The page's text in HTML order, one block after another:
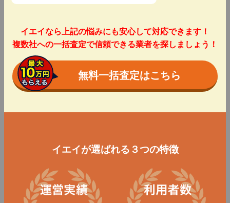
イエイなら上記の悩みにも安心して対応できます！
複数社への一括査定で信頼できる業者を探しましょう！
無料一括査定はこちら
イエイが選ばれる３つの特徴